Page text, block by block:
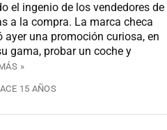
el ingenio de los vendedores de
a la compra. La marca checa
ayer una promoción curiosa, en
gama, probar un coche y
»
15 AÑOS